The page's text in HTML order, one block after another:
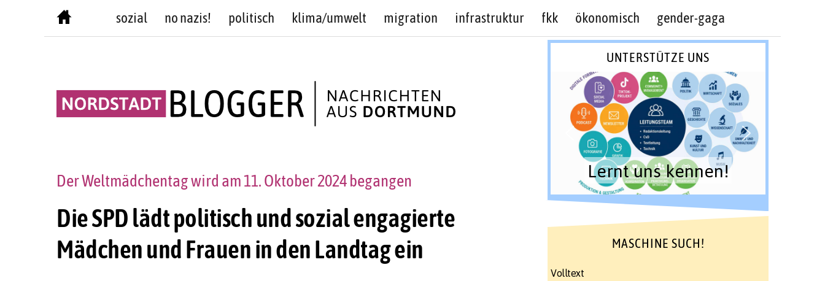
sozial no nazis! politisch klima/umwelt migration infrastruktur fkk ökonomisch gender-gaga
Die SPD lädt politisch und sozial engagierte
Mädchen und Frauen in den Landtag ein
Der Weltmädchentag wird am 11. Oktober 2024 begangen
UNTERSTÜTZE UNS
Lernt uns kennen!
MASCHINE SUCH!
Volltext